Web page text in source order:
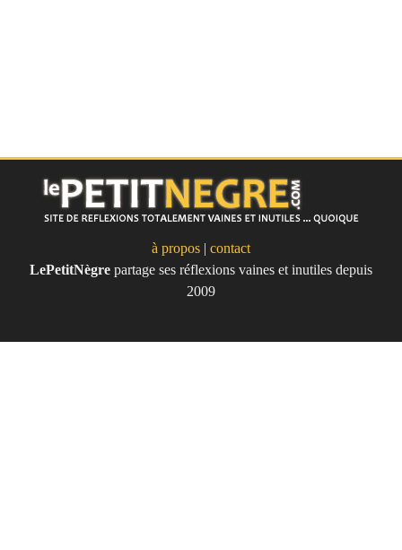
Le Petit Nègre
à propos | contact
LePetitNègre partage ses réflexions vaines et inutiles depuis
2009